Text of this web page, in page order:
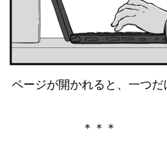
ページが開かれると、一つだ
＊＊＊